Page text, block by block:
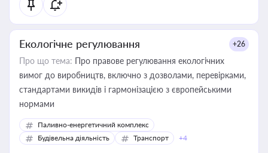
Екологічне регулювання +26
Про що тема: Про правове регулювання екологічних
вимог до виробництв, включно з дозволами, перевірками,
стандартами викидів і гармонізацією з європейськими
нормами
Паливно-енергетичний комплекс
Будівельна діяльність
Транспорт +4